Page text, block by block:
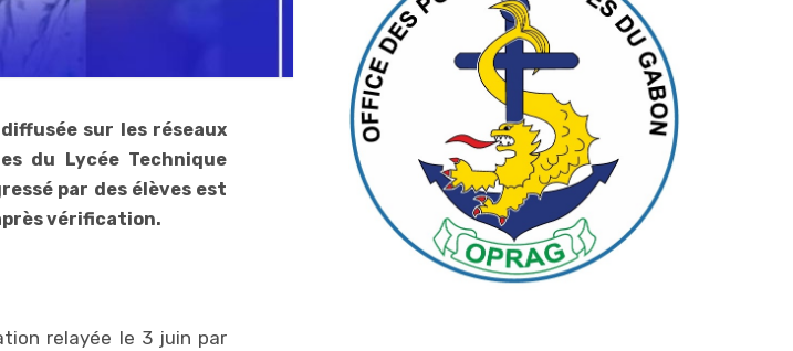
sur les réseaux
du Lycée Technique
par des élèves est
vérification.
relayée le 3 juin par